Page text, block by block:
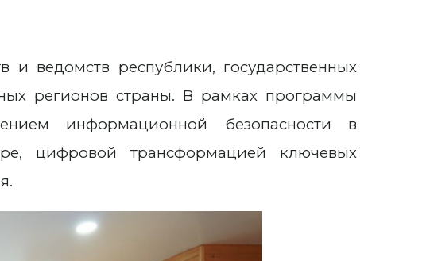
и ведомств республики, государственных
регионов страны. В рамках программы
информационной безопасности в
цифровой трансформацией ключевых